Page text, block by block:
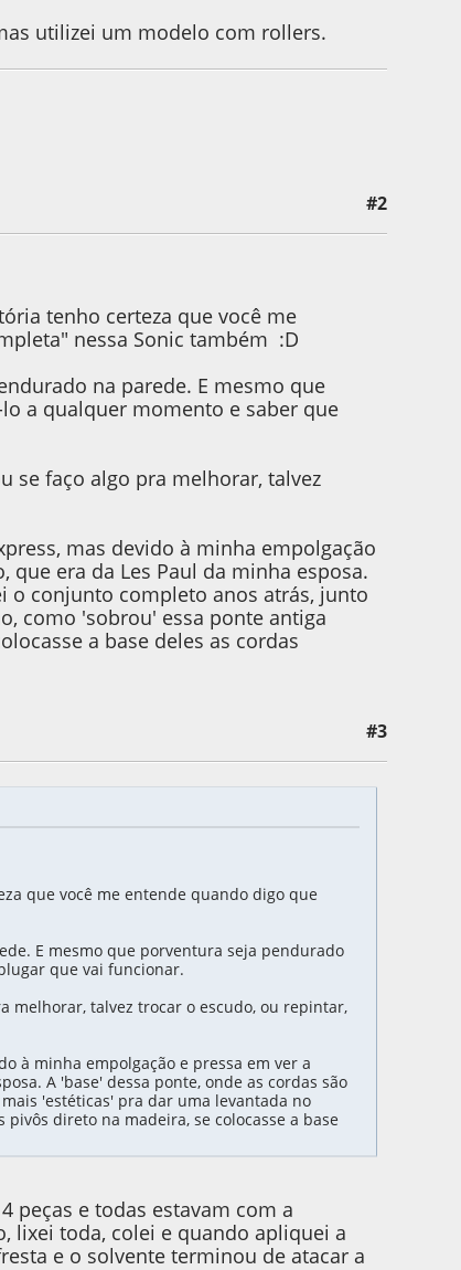
utilizei um modelo com rollers.
#2
tenho certeza que você me
nessa Sonic também :D
na parede. E mesmo que
a qualquer momento e saber que
se faço algo pra melhorar, talvez
mas devido à minha empolgação
era da Les Paul da minha esposa.
o conjunto completo anos atrás, junto
como 'sobrou' essa ponte antiga
a base deles as cordas
#3
que você me entende quando digo que
E mesmo que porventura seja pendurado
que vai funcionar.
melhorar, talvez trocar o escudo, ou repintar,
à minha empolgação e pressa em ver a
A 'base' dessa ponte, onde as cordas são
'estéticas' pra dar uma levantada no
direto na madeira, se colocasse a base
peças e todas estavam com a
lixei toda, colei e quando apliquei a
e o solvente terminou de atacar a